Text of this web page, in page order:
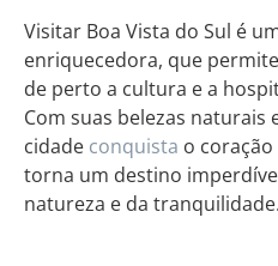
Visitar Boa Vista do Sul é
enriquecedora, que
de perto a cultura e a
Com suas belezas naturais
cidade conquista o
torna um destino
natureza e da tranquilidade.